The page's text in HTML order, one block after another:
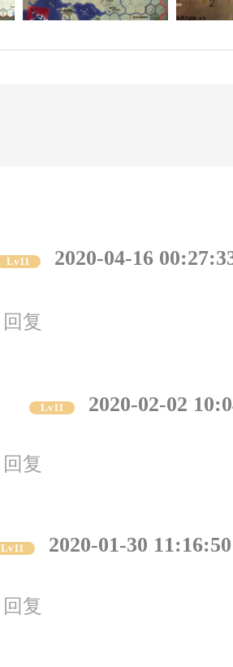
Lv11
2020-04-16
回复
Lv11 2020-02-02
回复
Lv11
2020-01-30 11:16:50
回复